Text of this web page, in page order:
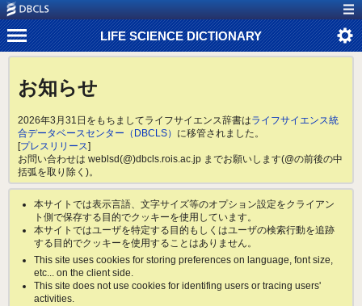
LIFE SCIENCE DICTIONARY
お知らせ
2026年3月31日をもちましてライフサイエンス辞書はライフサイエンス統
合データベースセンター（DBCLS） に移管されました。
[プレスリリース]
お問い合わせは weblsd(@)dbcls.rois.ac.jp までお願いします(@の前後の中
括弧を取り除く)。
本サイトでは表示言語、文字サイズ等のオプション設定をクライアン
ト側で保存する目的でクッキーを使用しています。
本サイトではユーザを特定する目的もしくはユーザの検索行動を追跡
する目的でクッキーを使用することはありません。
This site uses cookies for storing preferences on language, font size,
etc... on the client side.
This site does not use cookies for identifing users or tracing users'
activities.